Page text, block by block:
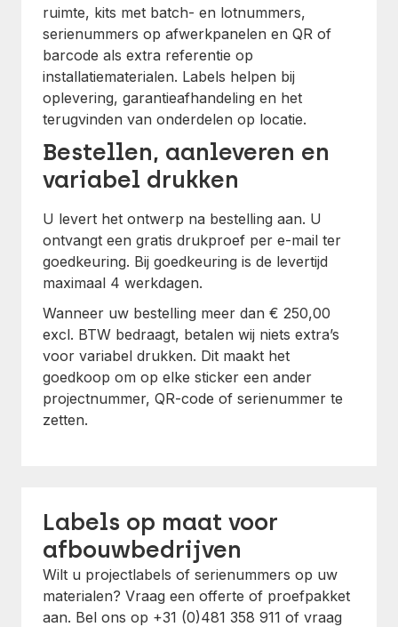
ruimte, kits met batch- en lotnummers,
serienummers op afwerkpanelen en QR of
barcode als extra referentie op
installatiematerialen. Labels helpen bij
oplevering, garantieafhandeling en het
terugvinden van onderdelen op locatie.
Bestellen, aanleveren en
variabel drukken
U levert het ontwerp na bestelling aan. U
ontvangt een gratis drukproef per e-mail ter
goedkeuring. Bij goedkeuring is de levertijd
maximaal 4 werkdagen.
Wanneer uw bestelling meer dan € 250,00
excl. BTW bedraagt, betalen wij niets extra’s
voor variabel drukken. Dit maakt het
goedkoop om op elke sticker een ander
projectnummer, QR-code of serienummer te
zetten.
Labels op maat voor
afbouwbedrijven
Wilt u projectlabels of serienummers op uw
materialen? Vraag een offerte of proefpakket
aan. Bel ons op +31 (0)481 358 911 of vraag